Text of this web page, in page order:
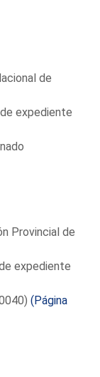
de
expediente
Provincial de
expediente
(Página